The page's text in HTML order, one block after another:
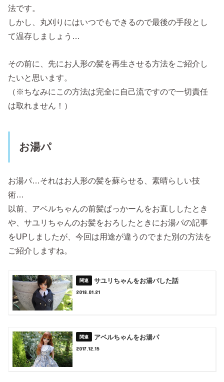
法です。
しかし、丸刈りにはいつでもできるので最後の手段とし
て温存しましょう…
その前に、先にお人形の髪を再生させる方法をご紹介し
たいと思います。
（※ちなみにこの方法は完全に自己流ですので一切責任
は取れません！）
お湯パ
お湯パ…それはお人形の髪を蘇らせる、素晴らしい技
術…
以前、アベルちゃんの前髪ぱっかーんをお直ししたとき
や、サユリちゃんのお髪をおろしたときにお湯パの記事
をUPしましたが、今回は用途が違うのでまた別の方法を
ご紹介しますね。
サユリちゃんをお湯パした話
2018.01.21
アベルちゃんをお湯パ
2017.12.15